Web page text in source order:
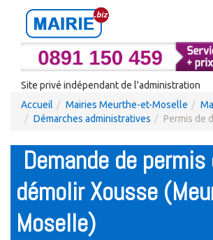
Site privé indépendant de l'administration
Accueil
Mairies Meurthe-et-Moselle
Démarches administratives
Permis de
Demande de permis
démolir Xousse
Moselle)